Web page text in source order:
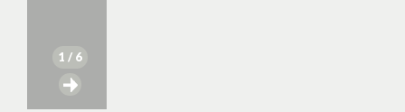
1 / 6